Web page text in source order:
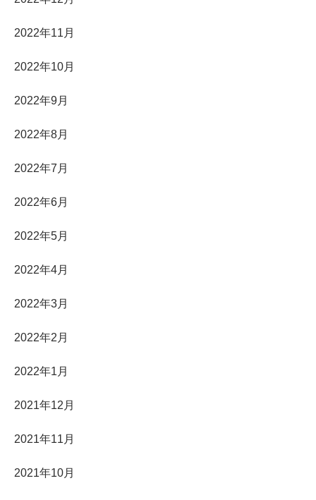
2022年11月
2022年10月
2022年9月
2022年8月
2022年7月
2022年6月
2022年5月
2022年4月
2022年3月
2022年2月
2022年1月
2021年12月
2021年11月
2021年10月